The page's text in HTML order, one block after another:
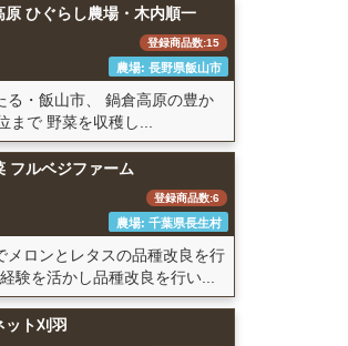
原 ひぐらし農場・木内順一
登録商品数:15
農場: 長野県飯山市
る・飯山市、 鍋倉高原の豊か
まで 野菜を収穫し...
フルベジファーム
登録商品数:6
農場: 千葉県長生村
メロンとレタスの品種改良を行
験を活かし品種改良を行い...
ット刈羽